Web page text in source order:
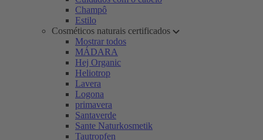
Champô
Estilo
Cosméticos naturais certificados
Mostrar todos
MÁDARA
Hej Organic
Heliotrop
Lavera
Logona
primavera
Santaverde
Sante Naturkosmetik
Tautropfen